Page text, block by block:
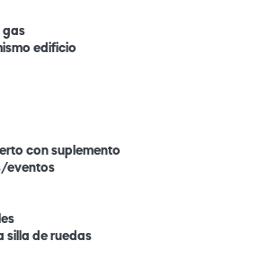
gas
edificio
con suplemento
eventos
silla de ruedas